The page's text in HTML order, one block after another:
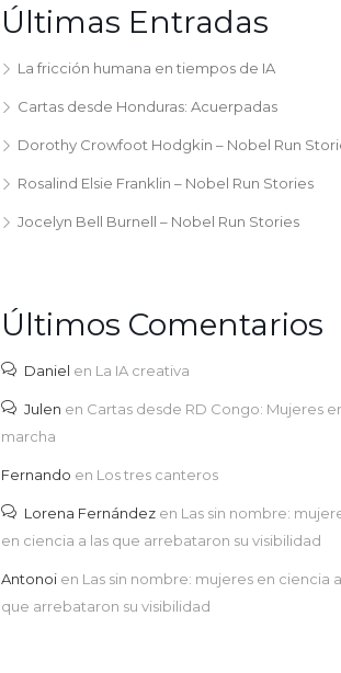
Últimas Entradas
La fricción humana en tiempos de IA
Cartas desde Honduras: Acuerpadas
Dorothy Crowfoot Hodgkin – Nobel Run
Rosalind Elsie Franklin – Nobel Run Stories
Jocelyn Bell Burnell – Nobel Run Stories
Últimos Comentarios
Daniel en La IA creativa
Julen en Cartas desde RD Congo: Mujeres
marcha
Fernando en Los tres canteros
Lorena Fernández en Las sin nombre:
en ciencia a las que arrebataron su visibilidad
Antonoi en Las sin nombre: mujeres en ciencia
que arrebataron su visibilidad